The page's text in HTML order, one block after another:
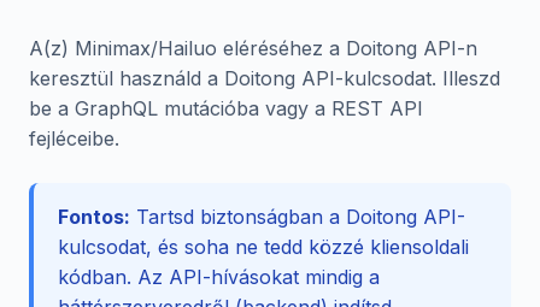
A(z) Minimax/Hailuo eléréséhez a Doitong API-n
keresztül használd a Doitong API-kulcsodat. Illeszd
be a GraphQL mutációba vagy a REST API
fejléceibe.
Fontos: Tartsd biztonságban a Doitong API-
kulcsodat, és soha ne tedd közzé kliensoldali
kódban. Az API-hívásokat mindig a